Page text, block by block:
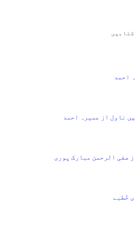
احمد
ناول از عمیرہ احمد
صفی الرحمن مبارک پوری
خُطبے